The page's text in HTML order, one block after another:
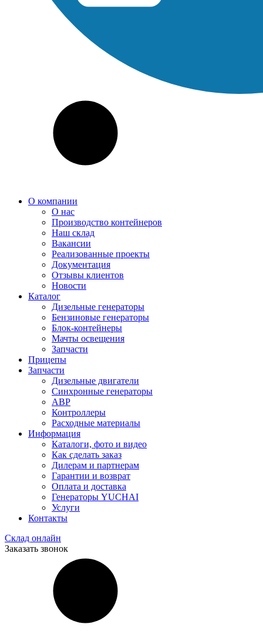
О компании
О нас
Производство контейнеров
Наш склад
Вакансии
Реализованные проекты
Документация
Отзывы клиентов
Новости
Каталог
Дизельные генераторы
Бензиновые генераторы
Блок-контейнеры
Мачты освещения
Запчасти
Прицепы
Запчасти
Дизельные двигатели
Синхронные генераторы
АВР
Контроллеры
Расходные материалы
Информация
Каталоги, фото и видео
Как сделать заказ
Дилерам и партнерам
Гарантии и возврат
Оплата и доставка
Генераторы YUCHAI
Услуги
Контакты
Склад онлайн
Заказать звонок